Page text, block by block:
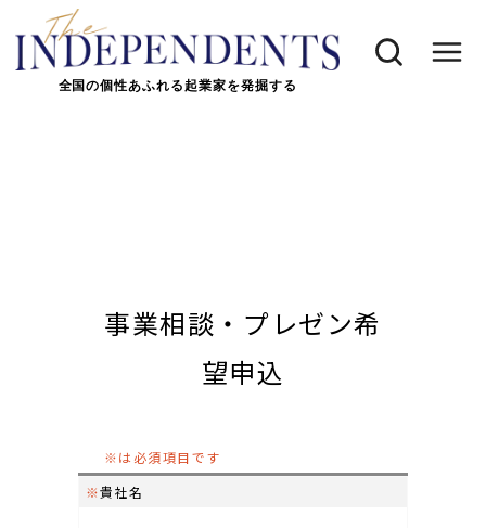
全国の個性あふれる起業家を発掘する
事業相談・プレゼン希
望申込
※は必須項目です
※貴社名